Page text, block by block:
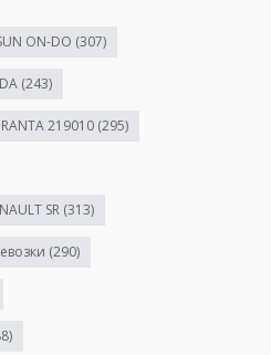
ON-DO (307)
(243)
219010(295)
SR(313)
(290)